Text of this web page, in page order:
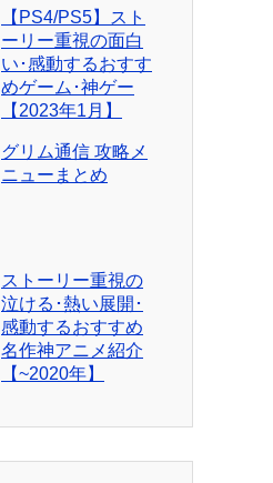
【PS4/PS5】スト
ーリー重視の面白
い･感動するおすす
めゲーム･神ゲー
【2023年1月】
グリム通信 攻略メ
ニューまとめ
ストーリー重視の
泣ける･熱い展開･
感動するおすすめ
名作神アニメ紹介
【~2020年】